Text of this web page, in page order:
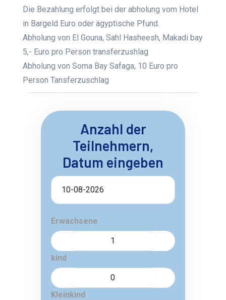
Die Bezahlung erfolgt bei der abholung vom Hotel
in Bargeld Euro oder ägyptische Pfund.
Abholung von El Gouna, Sahl Hasheesh, Makadi bay
5,- Euro pro Person transferzushlag
Abholung von Soma Bay Safaga, 10 Euro pro
Person Tansferzuschlag
Anzahl der
Teilnehmern,
Datum eingeben
Erwachsene
kind
Kleinkind